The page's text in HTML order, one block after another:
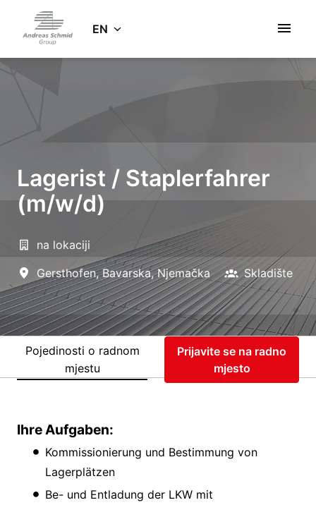
contentHomepage EN
Lagerist / Staplerfahrer
(m/w/d)
na lokaciji
Gersthofen, Bavarska, Njemačka Skladište
Pojedinosti o radnom
mjestu
Prijavite se na radno
mjesto
Ihre Aufgaben:
Kommissionierung und Bestimmung von
Lagerplätzen
Be- und Entladung der LKW mit